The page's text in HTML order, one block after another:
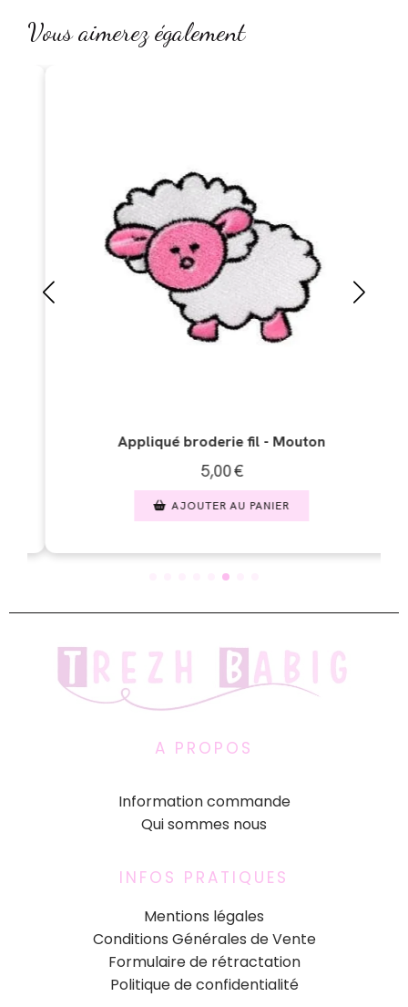
Vous aimerez également
Appliqué broderie fil - Mouton
AJOUTER AU PANIER
A PROPOS
Information commande
Qui sommes nous
INFOS PRATIQUES
Mentions légales
Conditions Générales de Vente
Formulaire de rétractation
Politique de confidentialité